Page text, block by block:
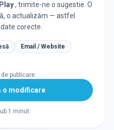
, trimite-ne o sugestie. O
o actualizăm — astfel
corecte.
Email / Website
publicare.
o modificare
1 minut.